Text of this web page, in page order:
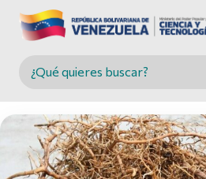
Buscar en MINCYT